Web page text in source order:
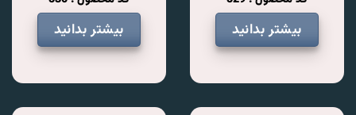
بیشتر بدانید بیشتر بدانید